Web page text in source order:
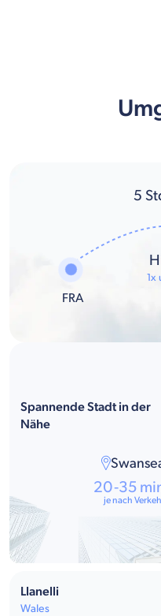
5
FRA
1x
Spannende Stadt in der
Nähe
20-35
je nach
Llanelli
Wales